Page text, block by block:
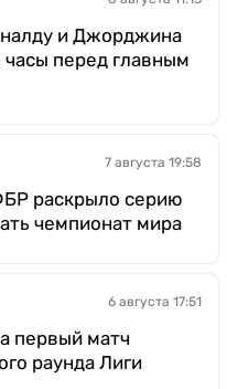
и Джорджина
перед главным
7 августа 19:58
раскрыло серию
чемпионат мира
6 августа 17:51
первый матч
раунда Лиги